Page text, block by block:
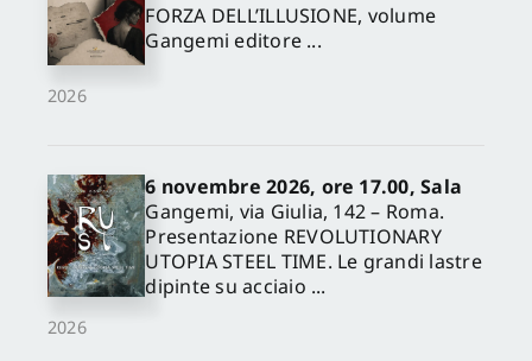
2026
FORZA DELL’ILLUSIONE, volume
Gangemi editore ...
2026
6 novembre 2026, ore 17.00, Sala
Gangemi, via Giulia, 142 – Roma.
Presentazione REVOLUTIONARY
UTOPIA STEEL TIME. Le grandi lastre
dipinte su acciaio ...